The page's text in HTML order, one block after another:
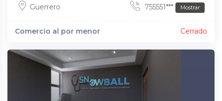
Guerrero 755551*** Mostrar
Comercio al por menor Cerrado